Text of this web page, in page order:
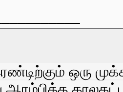
ஒரு